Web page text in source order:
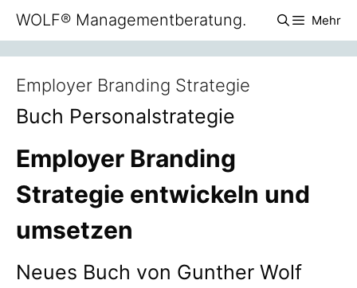
Zum
Inhalt
springen
WOLF® Managementberatung. Mehr
Employer Branding Strategie
Buch Personalstrategie
Employer Branding
Strategie entwickeln und
umsetzen
Neues Buch von Gunther Wolf